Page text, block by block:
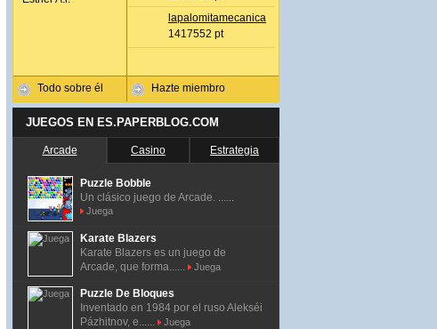
Todo sobre él
lapalomitamecanica
1417552 pt
Hazte miembro
JUEGOS EN ES.PAPERBLOG.COM
Arcade Casino Estrategia
Puzzle Bobble
Un clásico juego de Arcade. ......
Juega
Karate Blazers
Karate Blazers es un juego de
Arcade, que forma......
Juega
Puzzle De Bloques
Inventado en 1984 por el ruso Alekséi
Pázhitnov, e......
Juega